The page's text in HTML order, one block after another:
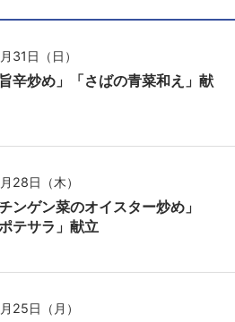
31日（日）
旨辛炒め」「さばの青菜和え」献
28日（木）
ンゲン菜のオイスター炒め」
テサラ」献立
25日（月）